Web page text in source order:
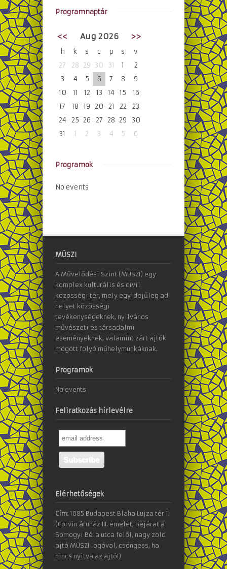
Programnaptár
<< Aug 2026 >>
h k s c p s
v
27
28 29 30 31 1
2
3
4 5 6 7 8
9
10
11 12 13 14 15
16
17
18 19 20 21 22
23
24
25 26 27 28 29
30
31
1 2 3 4 5 6
Programok
No events
MÜSZI
A Művelődési Szint (MÜSZI) egy
komplex kulturális és civil
közösségi tér, mely egyidejűleg ad
helyet közösségi
tevékenységeknek, nyilvános
művészeti és társadalmi
eseményeknek, valamint zárt ajtók
mögött folyó műhelymunkáknak.
Programok
No events
Feliratkozás hírlevélre
Elérhetőségek
Cím: 1085 Budapest Blaha Lujza tér 1.
(Corvin áruház III. emelet, Bejárat a
Somogyi Béla utca felől, nagy zöld
ajtó MÜSZI logóval, csöngess, ha
nincs nyitva az ajtó!)